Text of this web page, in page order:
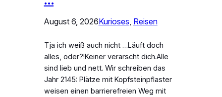
August 6, 2026Kurioses Reisen
Tja ich weiß auch nicht …Läuft doch
alles, oder?!Keiner verarscht dich.Alle
sind lieb und nett. Wir schreiben das
Jahr 2145: Plätze mit Kopfsteinpflaster
weisen einen barrierefreien Weg mit